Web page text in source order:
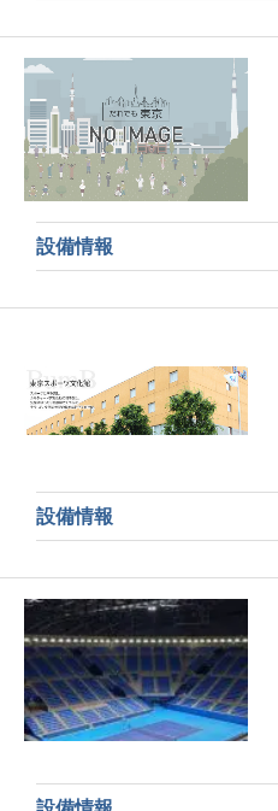
設備情報
設備情報